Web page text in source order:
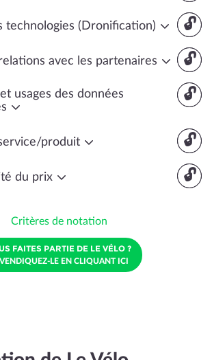
🔓
technologies (Dronification)
🔓
avec les partenaires
🔓
usages des données
🔓
produit
🔓
du prix
Critères de notation
FAITES PARTIE DE LE VÉLO ?
LE EN CLIQUANT ICI